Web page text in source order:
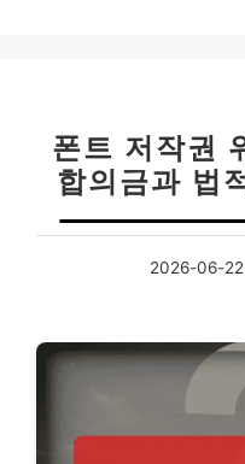
폰트 저작권
합의금과 법
2026-06-22